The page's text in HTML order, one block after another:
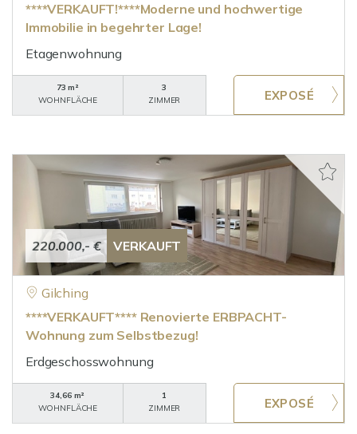
****VERKAUFT!****Moderne und hochwertige
Immobilie in begehrter Lage!
Etagenwohnung
73 m²
WOHNFLÄCHE
3
ZIMMER
220.000,- € VERKAUFT
Gilching
****VERKAUFT**** Renovierte ERBPACHT-
Wohnung zum Selbstbezug!
Erdgeschosswohnung
34,66 m²
WOHNFLÄCHE
1
ZIMMER